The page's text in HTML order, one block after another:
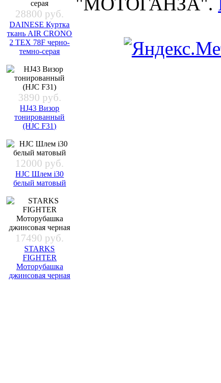
28800 руб.
DAINESE Куртка
ткань AIR CRONO
2 TEX 78F черно-
темно-серая
3890 руб.
HJ43 Визор
тонированный
(HJC F31)
12000 руб.
HJC Шлем i30
белый матовый
17490 руб.
STARKS
FIGHTER
Моторубашка
джинсовая черная